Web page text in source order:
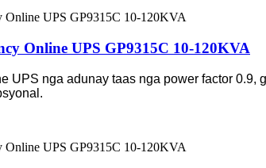
Online UPS GP9315C 10-120KVA
UPS nga adunay taas nga power factor